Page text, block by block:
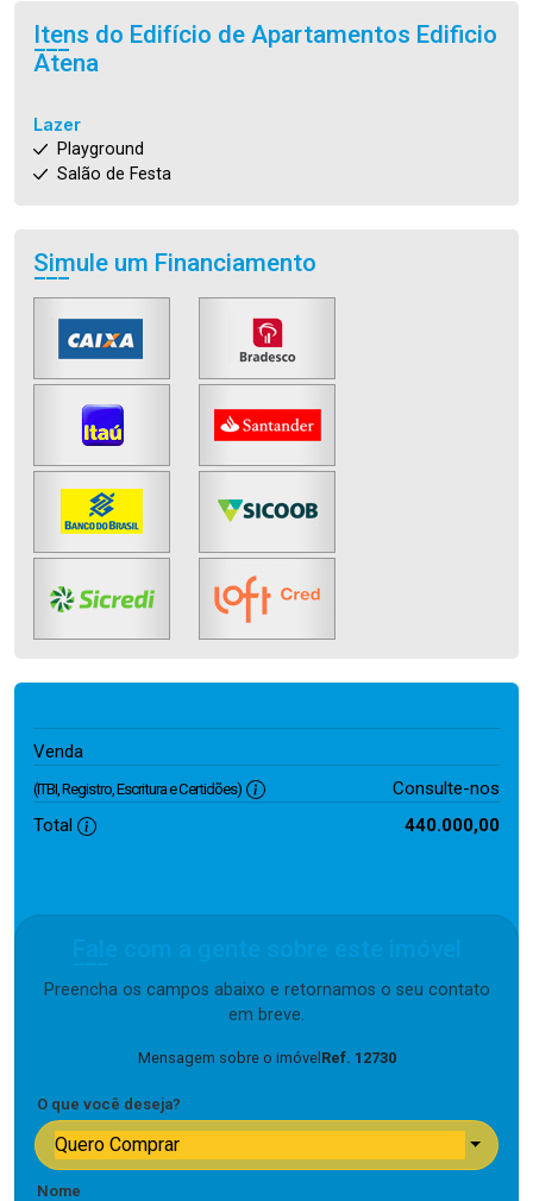
Itens do Edifício de Apartamentos Edificio
Atena
Lazer
Playground
Salão de Festa
Simule um Financiamento
Venda
(ITBI, Registro, Escritura e Certidões)
Consulte-nos
Total
440.000,00
Preencha os campos abaixo e retornamos o seu contato
em breve.
Mensagem sobre o imóvel Ref. 12730
O que você deseja?
Quero Comprar
Nome